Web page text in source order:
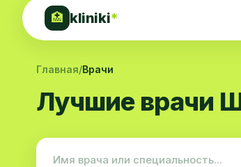
🏥 kliniki*
Главная/Врачи
Лучшие врачи